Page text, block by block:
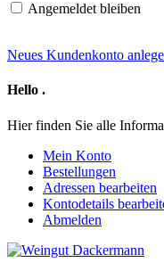
Angemeldet bleiben
Neues Kundenkonto
Hello .
Hier finden Sie alle
Mein Konto
Bestellungen
Adressen bearbeiten
Kontodetails
Abmelden